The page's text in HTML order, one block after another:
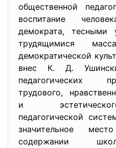
общественной
воспитание
демократа,
трудящимися
демократической
внес К. Д.
педагогических
трудового,
и
педагогической
значительное
содержании